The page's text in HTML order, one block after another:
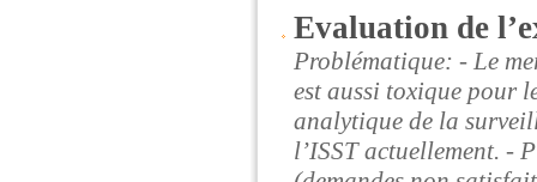
Evaluation de
Problématique: - Le
est aussi toxique pour
analytique de la
l’ISST actuellement. -